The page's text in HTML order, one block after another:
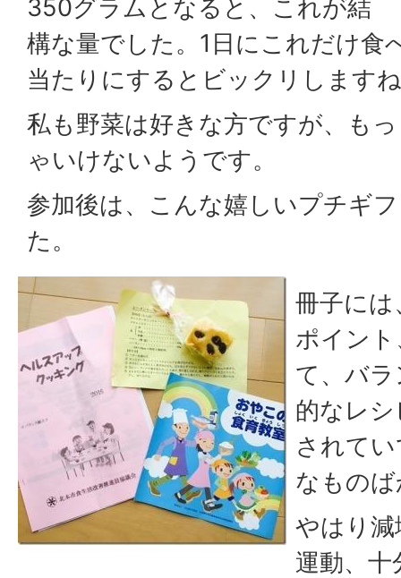
350グラムとなると、これが結
構な量でした。1日にこれだけ食
当たりにするとビックリします
私も野菜は好きな方ですが、も
ゃいけないようです。
参加後は、こんな嬉しいプチギ
た。
冊子には
ポイン
て、バ
的なレ
されて
なもの
やはり
運動、